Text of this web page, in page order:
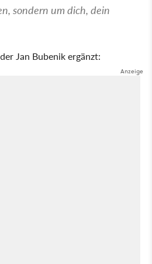
sondern um dich, dein
Jan Bubenik ergänzt: